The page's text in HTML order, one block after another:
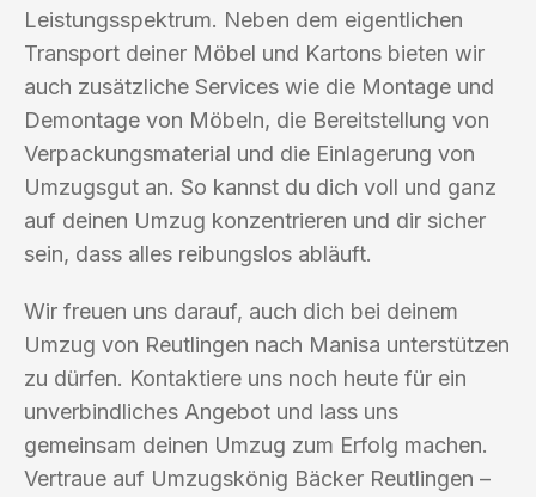
Leistungsspektrum. Neben dem eigentlichen
Transport deiner Möbel und Kartons bieten wir
auch zusätzliche Services wie die Montage und
Demontage von Möbeln, die Bereitstellung von
Verpackungsmaterial und die Einlagerung von
Umzugsgut an. So kannst du dich voll und ganz
auf deinen Umzug konzentrieren und dir sicher
sein, dass alles reibungslos abläuft.
Wir freuen uns darauf, auch dich bei deinem
Umzug von Reutlingen nach Manisa unterstützen
zu dürfen. Kontaktiere uns noch heute für ein
unverbindliches Angebot und lass uns
gemeinsam deinen Umzug zum Erfolg machen.
Vertraue auf Umzugskönig Bäcker Reutlingen –